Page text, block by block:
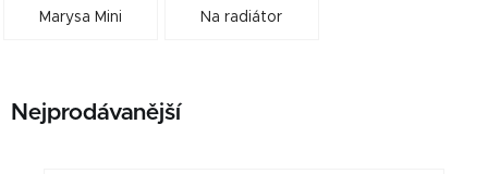
Marysa Mini Na radiátor
Nejprodávanější